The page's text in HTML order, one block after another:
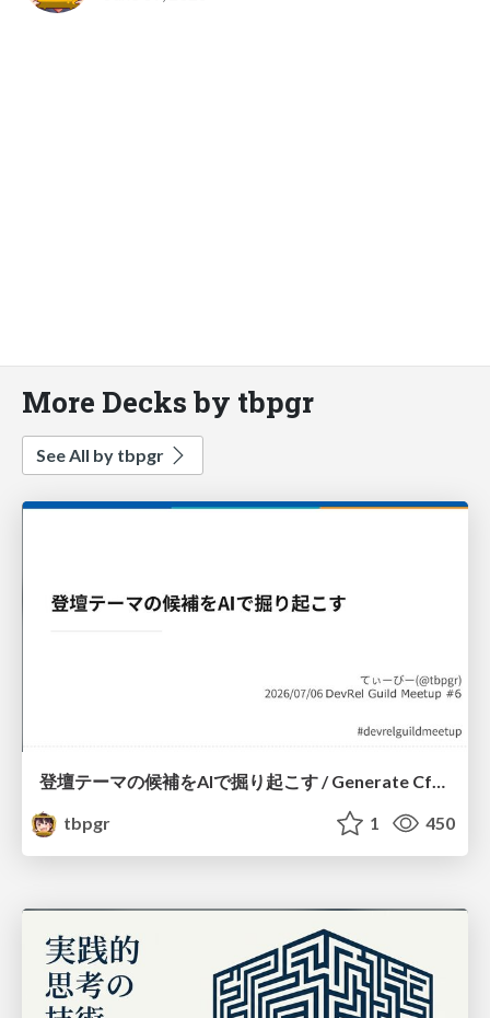
More Decks by tbpgr
See All by tbpgr
登壇テーマの候補をAIで掘り起こす / Generate CfP Ideas via-AI
tbpgr
1 450